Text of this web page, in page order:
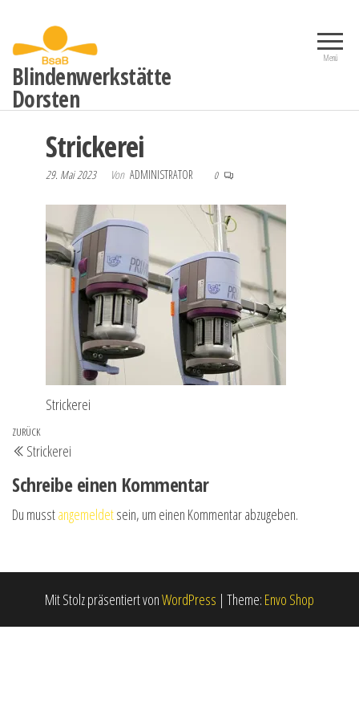
springen
Blindenwerkstätte
Dorsten
Menü
Strickerei
29. Mai 2023 Von ADMINISTRATOR 0
Strickerei
Beitrags-
Navigation
Vorheriger
Beitrag
ZURÜCK
Strickerei
Schreibe einen Kommentar
Du musstangemeldetsein, um einen Kommentar abzugeben.
Mit Stolz präsentiert vonWordPress | Theme: Envo Shop